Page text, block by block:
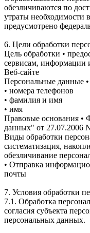
обезличиваются по
утраты необходимости
предусмотрено
6. Цели обработки
Цель обработки •
сервисам, информации
Веб-сайте
Персональные данные
• номера телефонов
• фамилия и имя
• имя
Правовые основания •
данных" от 27.07.2006
Виды обработки
систематизация,
обезличивание
• Отправка
почты
7. Условия обработки
7.1. Обработка
согласия субъекта
персональных данных.